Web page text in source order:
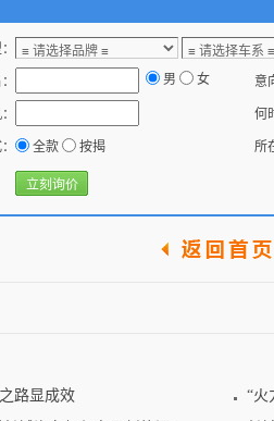
男 女 意
何
全款 按揭 所
路显成效
“火